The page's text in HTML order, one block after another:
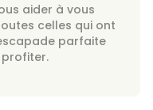
aider à vous
celles qui ont
parfaite